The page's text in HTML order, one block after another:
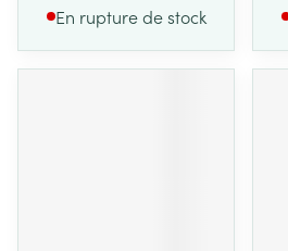
En rupture de stock